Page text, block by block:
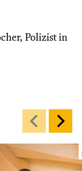
Polizist in